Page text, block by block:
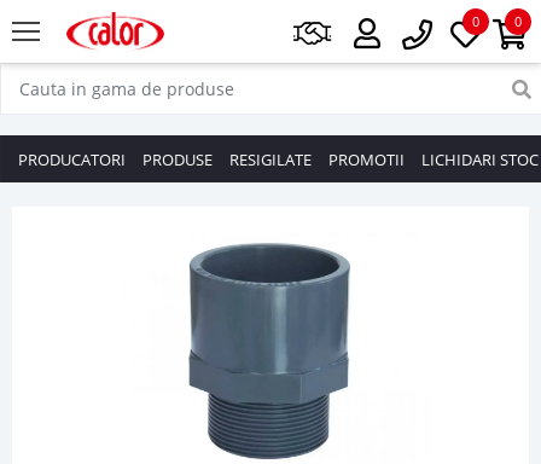
0
0
PRODUCATORI PRODUSE RESIGILATE PROMOTII LICHIDARI STOC